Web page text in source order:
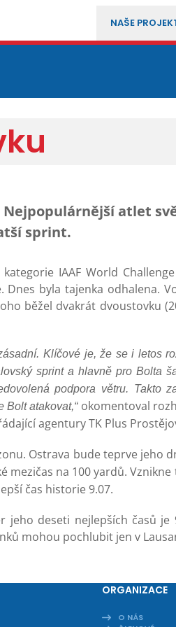
NAŠE
atlet
sprint.
IAAF World
byla tajenka odhalena.
běžel dvakrát dvoustovku
Klíčové je, že se i letos
sprint a hlavně pro Bolta
podpora větru. Takto
Bolt atakovat,“okomentoval
agentury TK Plus
Ostrava bude teprve jeho
na 100 yardů.
čas historie 9.07.
deseti nejlepších časů je
mohou pochlubit jen v
ORGANIZACE
O NÁS